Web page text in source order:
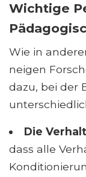
Wichtige
Wie in
neigen
dazu, bei der
Die
dass alle